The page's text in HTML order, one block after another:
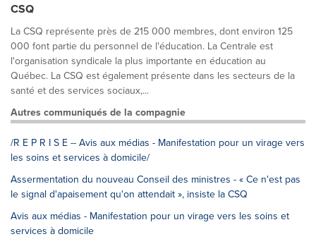
CSQ
La CSQ représente près de 215 000 membres, dont environ 125
000 font partie du personnel de l'éducation. La Centrale est
l'organisation syndicale la plus importante en éducation au
Québec. La CSQ est également présente dans les secteurs de la
santé et des services sociaux,...
Autres communiqués de la compagnie
/R E P R I S E -- Avis aux médias - Manifestation pour un virage vers
les soins et services à domicile/
Assermentation du nouveau Conseil des ministres - « Ce n'est pas
le signal d'apaisement qu'on attendait », insiste la CSQ
Avis aux médias - Manifestation pour un virage vers les soins et
services à domicile